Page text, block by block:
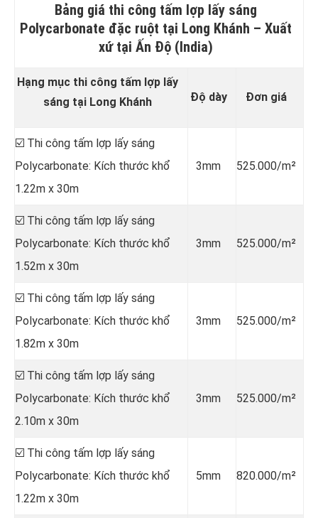
Bảng giá thi công tấm lợp lấy sáng
Polycarbonate đặc ruột tại Long Khánh – Xuất
xứ tại Ấn Độ (India)
Hạng mục thi công tấm lợp lấy
sáng tại Long Khánh
Độ dày Đơn giá
☑️ Thi công tấm lợp lấy sáng
Polycarbonate: Kích thước khổ
1.22m x 30m
3mm 525.000/m²
☑️ Thi công tấm lợp lấy sáng
Polycarbonate: Kích thước khổ
1.52m x 30m
3mm 525.000/m²
☑️ Thi công tấm lợp lấy sáng
Polycarbonate: Kích thước khổ
1.82m x 30m
3mm 525.000/m²
☑️ Thi công tấm lợp lấy sáng
Polycarbonate: Kích thước khổ
2.10m x 30m
3mm 525.000/m²
☑️ Thi công tấm lợp lấy sáng
Polycarbonate: Kích thước khổ
1.22m x 30m
5mm 820.000/m²